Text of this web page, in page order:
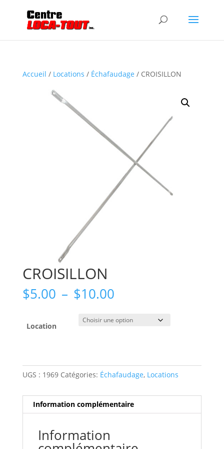
Accueil / Locations / Échafaudage / CROISILLON
CROISILLON
$5.00 – $10.00Plage
prix :
$5.00
Location
UGS : 1969 Catégories: Échafaudage, Locations
Information complémentaire
Information